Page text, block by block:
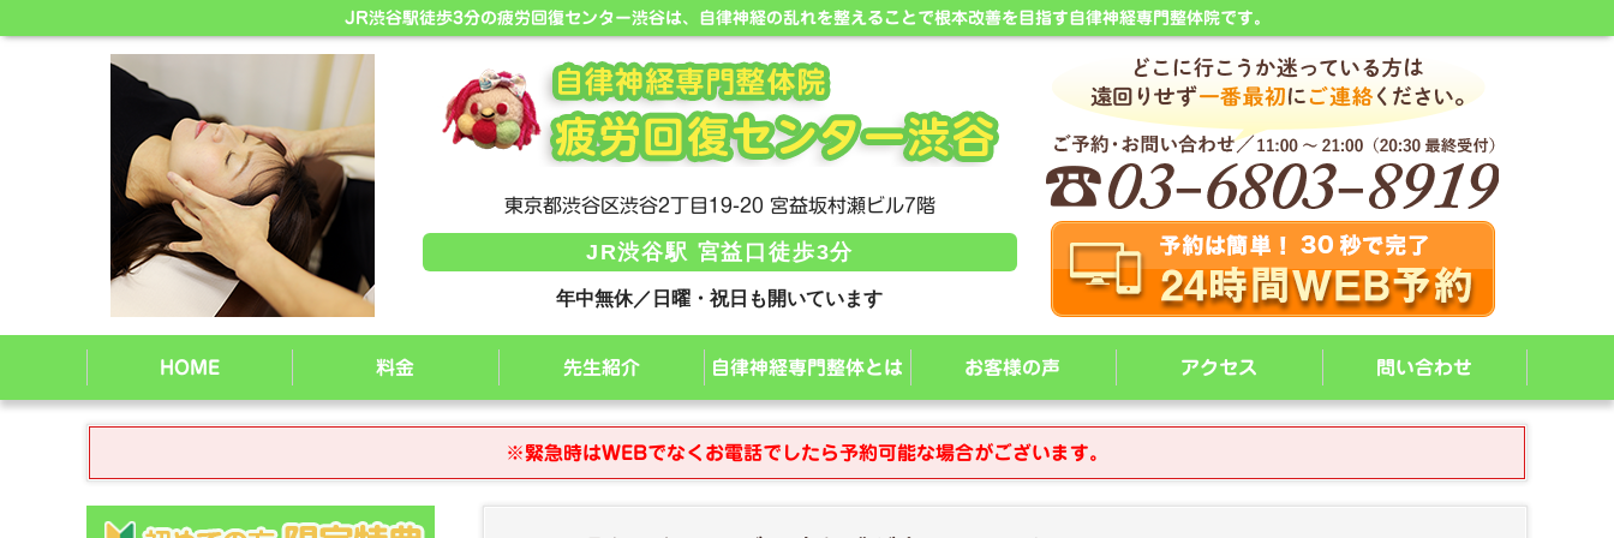
JR渋谷駅徒歩3分の疲労回復センター渋谷は、自律神経の乱れを整えることで根本改善を目指す自律神経専門整体院です。
東京都渋谷区渋谷2丁目19-20 宮益坂村瀬ビル7階
JR渋谷駅 宮益口徒歩3分
年中無休／日曜・祝日も開いています
HOME 料金 先生紹介 自律神経専門整体とは お客様の声 アクセス 問い合わせ
※緊急時はWEBでなくお電話でしたら予約可能な場合がございます。